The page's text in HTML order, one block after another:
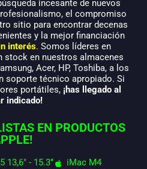
incesante de nuevos
el compromiso
sitio para encontrar decenas
y la mejor financiación
interés. Somos líderes en
stock en nuestros almacenes
Acer, HP, Toshiba, a los
soporte técnico apropiado. Si
portátiles, ¡has llegado al
indicado!
EN PRODUCTOS
13,6" - 15.3"
iMac M4